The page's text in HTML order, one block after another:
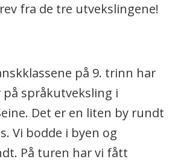
fra de tre utvekslingene!
på 9. trinn har
språkutveksling i
Det er en liten by rundt
Vi bodde i byen og
På turen har vi fått